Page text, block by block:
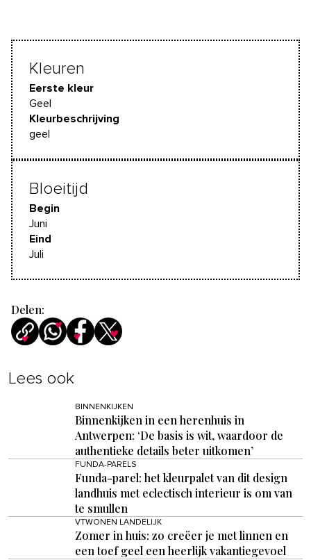
Kleuren
Eerste kleur
Geel
Kleurbeschrijving
geel
Bloeitijd
Begin
Juni
Eind
Juli
Delen:
Lees ook
BINNENKIJKEN
Binnenkijken in een herenhuis in
Antwerpen: ‘De basis is wit, waardoor de
authentieke details beter uitkomen’
FUNDA-PARELS
Funda-parel: het kleurpalet van dit design
landhuis met eclectisch interieur is om van
te smullen
VTWONEN LANDELIJK
Zomer in huis: zo creëer je met linnen en
een toef geel een heerlijk vakantiegevoel